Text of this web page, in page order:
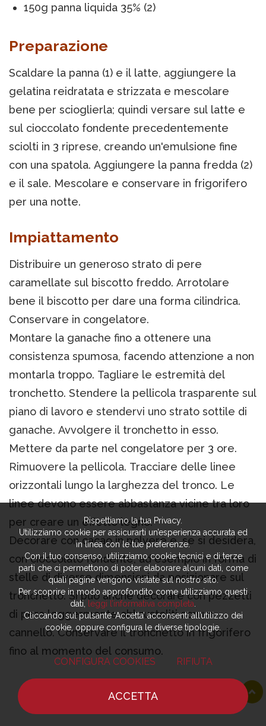
150g panna liquida 35% (2)
Preparazione
Scaldare la panna (1) e il latte, aggiungere la
gelatina reidratata e strizzata e mescolare
bene per scioglierla; quindi versare sul latte e
sul cioccolato fondente precedentemente
sciolti in 3 riprese, creando un'emulsione fine
con una spatola. Aggiungere la panna fredda (2)
e il sale. Mescolare e conservare in frigorifero
per una notte.
Impiattamento
Distribuire un generoso strato di pere
caramellate sul biscotto freddo. Arrotolare
bene il biscotto per dare una forma cilindrica.
Conservare in congelatore.
Montare la ganache fino a ottenere una
consistenza spumosa, facendo attenzione a non
montarla troppo. Tagliare le estremità del
tronchetto. Stendere la pellicola trasparente sul
piano di lavoro e stendervi uno strato sottile di
ganache. Avvolgere il tronchetto in esso.
Mettere da parte nel congelatore per 3 ore.
Rimuovere la pellicola. Tracciare delle linee
orizzontali lungo la larghezza del tronco. Le
linee devono essere abbastanza vicine tra loro
per creare un effetto legno.
Decorare con cacao in polvere e, se si desidera,
con cioccolato fondente, ad esempio in forma di
stelle di diverse dimensioni da posizionare sul
tronchetto. Si può anche decorare con pezzetti
di pera leggermente abbrustoliti con un
cannello. Conservare il tronchetto in frigorifero
fino al momento del consumo.
Rispettiamo la tua Privacy.
Utilizziamo cookie per assicurarti un’esperienza accurata ed
in linea con le tue preferenze.
Con il tuo consenso, utilizziamo cookie tecnici e di terze
parti che ci permettono di poter elaborare alcuni dati, come
quali pagine vengono visitate sul nostro sito.
Per scoprire in modo approfondito come utilizziamo questi
dati,
leggi l’informativa completa
Cliccando sul pulsante ‘Accetta’ acconsenti all’utilizzo dei
cookie, oppure configura le diverse tipologie.
CONFIGURA COOKIES RIFIUTA
ACCETTA